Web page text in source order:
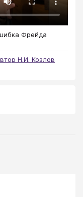
Фрейда
Н.И. Козлов